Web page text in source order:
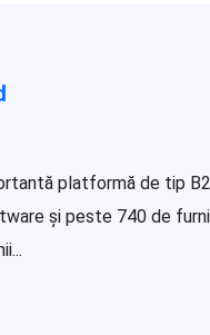
platformă de tip
și peste 740 de